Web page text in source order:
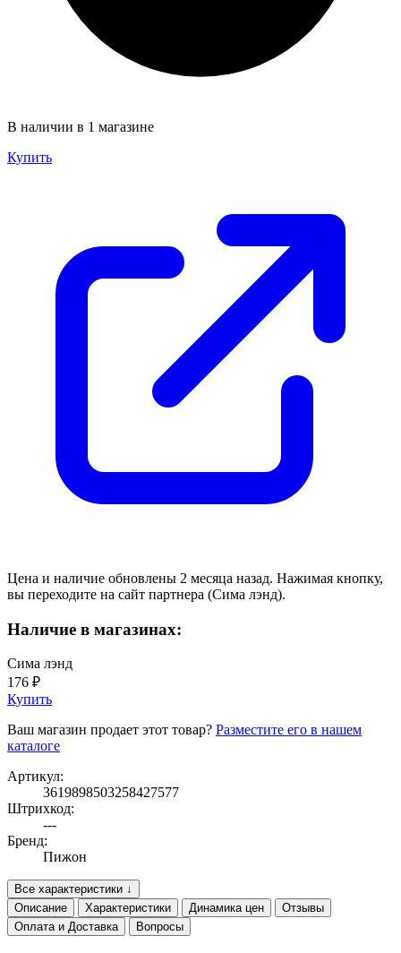
В наличии в 1 магазине
Купить
Цена и наличие обновлены 2 месяца назад. Нажимая кнопку,
вы переходите на сайт партнера (Сима лэнд).
Наличие в магазинах:
Сима лэнд
176 ₽
Купить
Ваш магазин продает этот товар? Разместите его в нашем
каталоге
Артикул:
3619898503258427577
Штрихкод:
---
Бренд:
Пижон
Все характеристики ↓
Описание
Характеристики Динамика цен
Отзывы
Оплата и Доставка
Вопросы